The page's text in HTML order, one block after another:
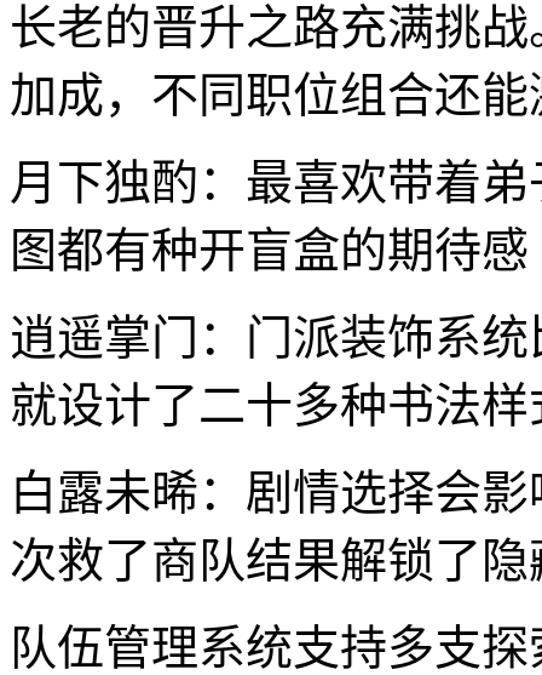
长老的晋升之路充满挑
加成，不同职位组合还
月下独酌：最喜欢带着
图都有种开盲盒的期待感
逍遥掌门：门派装饰系
就设计了二十多种书法样
白露未晞：剧情选择会
次救了商队结果解锁了隐
队伍管理系统支持多支